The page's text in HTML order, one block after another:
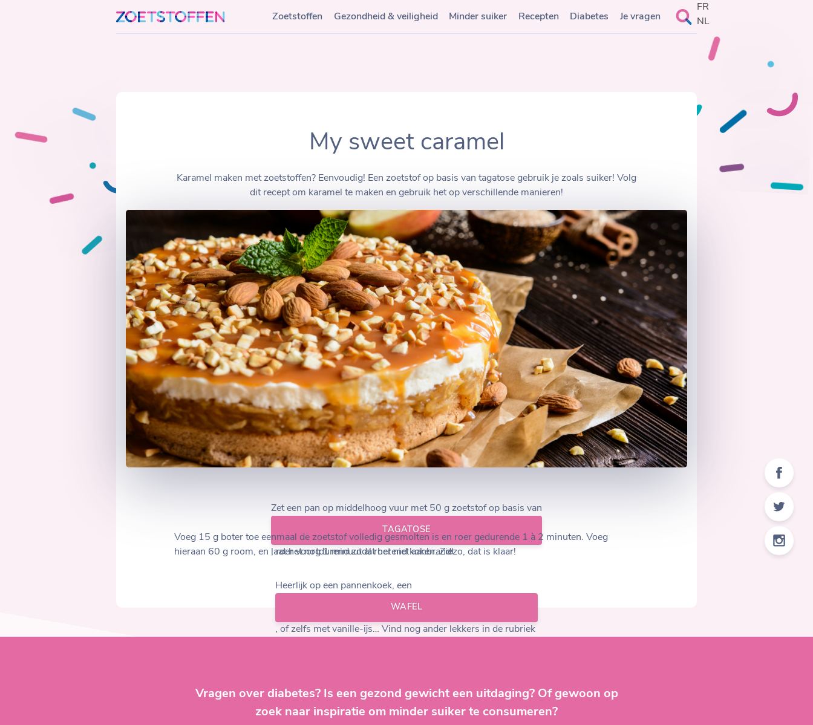
to
content
Zoetstoffen Gezondheid & veiligheid Minder suiker Recepten Diabetes Je vragen
Search
for:
FR
NL
My sweet caramel
Karamel maken met zoetstoffen? Eenvoudig! Een zoetstof op basis van tagatose gebruik je zoals suiker! Volg
dit recept om karamel te maken en gebruik het op verschillende manieren!
Zet een pan op middelhoog vuur met 50 g zoetstof op basis van
TAGATOSE
, roer voortdurend zodat het niet aanbrandt.
Voeg 15 g boter toe eenmaal de zoetstof volledig gesmolten is en roer gedurende 1 à 2 minuten. Voeg
hieraan 60 g room, en laat het nog 1 minuut al roerend koken. Ziezo, dat is klaar!
Heerlijk op een pannenkoek, een
WAFEL
, of zelfs met vanille-ijs… Vind nog ander lekkers in de rubriek
Vragen over diabetes? Is een gezond gewicht een uitdaging? Of gewoon op
zoek naar inspiratie om minder suiker te consumeren?